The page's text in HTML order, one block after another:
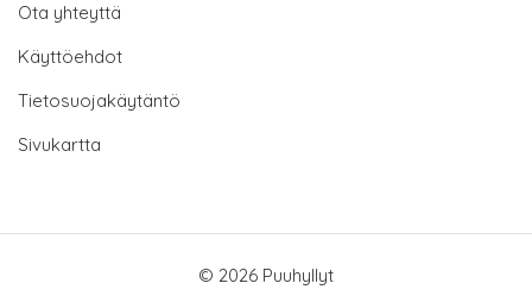
Ota yhteyttä
Käyttöehdot
Tietosuojakäytäntö
Sivukartta
© 2026 Puuhyllyt